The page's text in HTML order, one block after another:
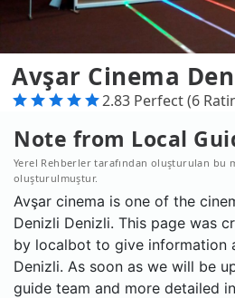
Avşar Cinema
2.83 Perfect (6
Note from Local
Yerel Rehberler tarafından oluşturulan bu
oluşturulmuştur.
Avşar cinema is one of the
Denizli Denizli. This page was
by localbot to give information
Denizli. As soon as we will be
guide team and more detailed